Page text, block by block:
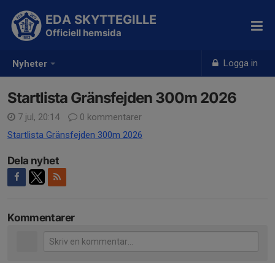
Nyheter Logga in
EDA SKYTTEGILLE
Officiell hemsida
Startlista Gränsfejden 300m 2026
7 jul, 20:14
0 kommentarer
Startlista Gränsfejden 300m 2026
Dela nyhet
Kommentarer